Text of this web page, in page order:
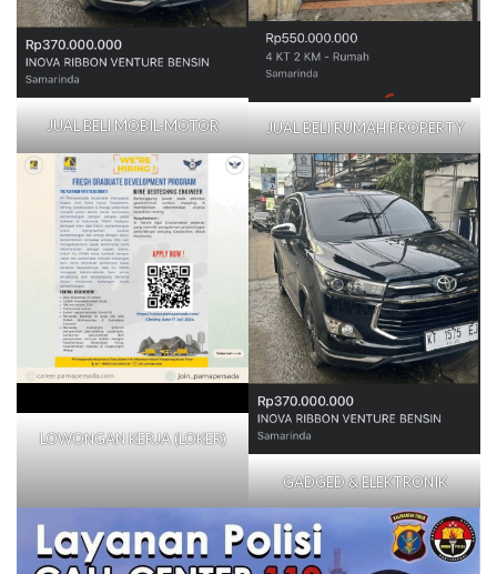
JUAL BELI MOBIL-MOTOR JUAL BELI RUMAH PROPERTY
LOWONGAN KERJA (LOKER)
GADGED & ELEKTRONIK